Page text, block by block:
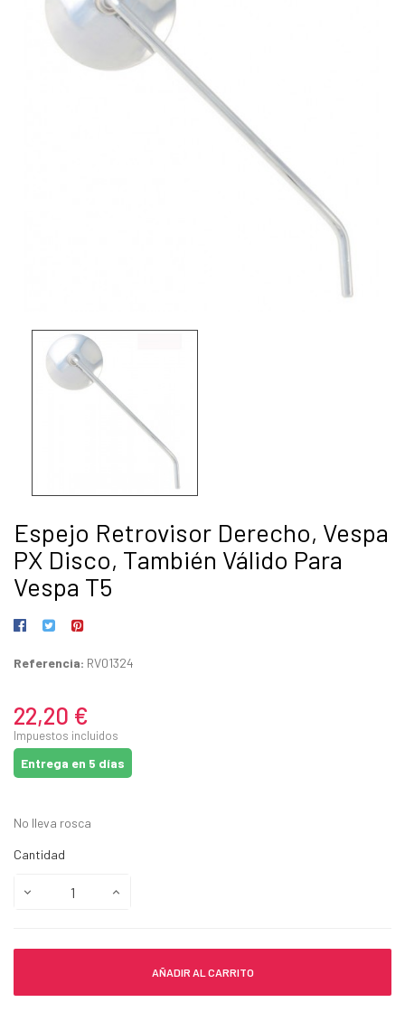
Espejo Retrovisor Derecho, Vespa
PX Disco, También Válido Para
Vespa T5
Referencia: RV01324
22,20 €
Impuestos incluidos
Entrega en 5 días
No lleva rosca
Cantidad
AÑADIR AL CARRITO